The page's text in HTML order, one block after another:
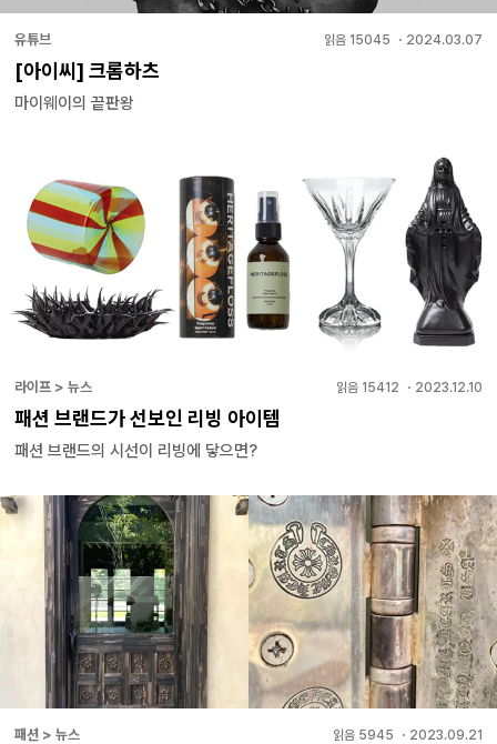
유튜브 읽음 15045 ・ 2024.03.07
[아이씨] 크롬하츠
마이웨이의 끝판왕
라이프 > 뉴스 읽음 15412 ・ 2023.12.10
패션 브랜드가 선보인 리빙 아이템
패션 브랜드의 시선이 리빙에 닿으면?
패션 > 뉴스 읽음 5945 ・ 2023.09.21